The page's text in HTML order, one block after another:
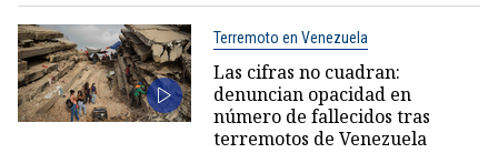
Terremoto en Venezuela
Las cifras no cuadran:
denuncian opacidad en
número de fallecidos tras
terremotos de Venezuela